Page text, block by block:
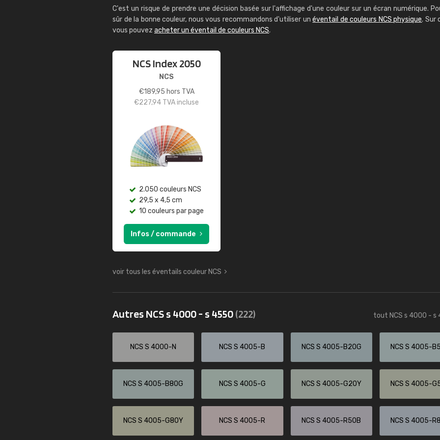
C'est un risque de prendre une décision basée sur l'affichage d'une couleur sur un écran numérique.
sûr de la bonne couleur, nous vous recommandons d'utiliser unéventail de couleurs NCS physique. Sur
vous pouvez acheter un éventail de couleurs NCS.
NCS Index 2050
NCS
€189,95 hors TVA
€227,94 TVA incluse
2.050 couleurs NCS
29,5 x 4,5 cm
10 couleurs par page
Infos / commande
voir tous les éventails couleur NCS
Autres NCS s 4000 - s 4550(222) tout NCS s 4000 - s
NCS S 4000-N NCS S 4005-B NCS S 4005-B20G NCS S 4005-
NCS S 4005-B80G NCS S 4005-G NCS S 4005-G20Y NCS S 4005-
NCS S 4005-G80Y NCS S 4005-R NCS S 4005-R50B NCS S 4005-